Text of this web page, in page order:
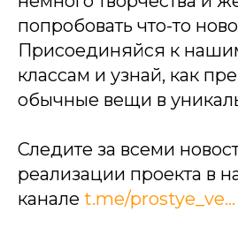
попробовать что-то
Присоединяйся к
классам и узнай, как
обычные вещи в
Следите за всеми
реализации проекта в
канале t.me/prostye_ve...